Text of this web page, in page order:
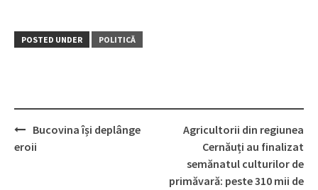
POSTED UNDER POLITICĂ
Post
Bucovina își deplânge
eroii
Agricultorii din regiunea
Cernăuți au finalizat
semănatul culturilor de
primăvară: peste 310 mii de